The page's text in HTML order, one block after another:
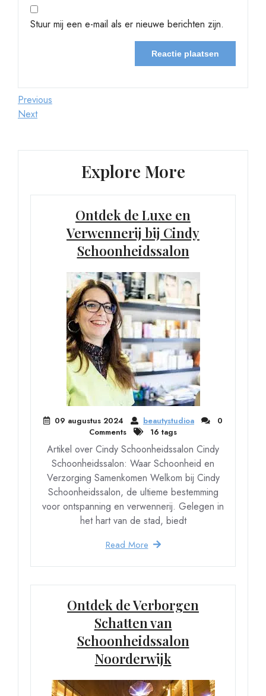
Stuur mij een e-mail als er nieuwe berichten zijn.
Berichtnavigatie
Previous
Post
Previous
Next
Next
Explore More
Ontdek de Luxe en
Verwennerij bij Cindy
Schoonheidssalon
09 augustus 2024 beautystudioa
0
Comments
16 tags
Artikel over Cindy Schoonheidssalon Cindy
Schoonheidssalon: Waar Schoonheid en
Verzorging Samenkomen Welkom bij Cindy
Schoonheidssalon, de ultieme bestemming
voor ontspanning en verwennerij. Gelegen in
het hart van de stad, biedt
Read More
Ontdek de Verborgen
Schatten van
Schoonheidssalon
Noorderwijk